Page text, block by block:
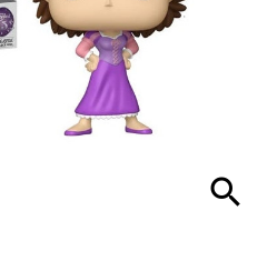
search